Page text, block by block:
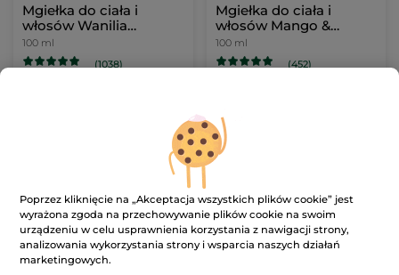
Mgiełka do ciała i
włosów Wanilia
Bourbon
100 ml
(1038)
Mgiełka do ciała i
włosów Mango &
Kolendra 100 ml
100 ml
(452)
Poprzez kliknięcie na „Akceptacja wszystkich plików cookie” jest
wyrażona zgoda na przechowywanie plików cookie na swoim
urządzeniu w celu usprawnienia korzystania z nawigacji strony,
analizowania wykorzystania strony i wsparcia naszych działań
marketingowych.